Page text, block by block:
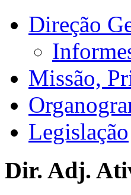
Direção
Missão,
Legislação
Dir. Adj.